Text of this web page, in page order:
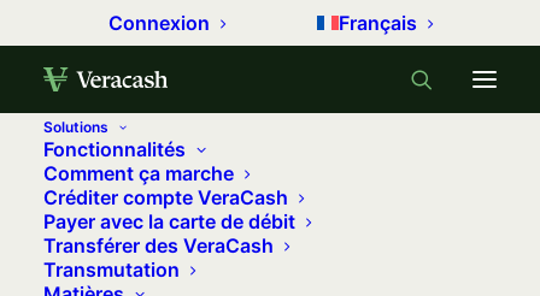
Connexion Français
Solutions
Fonctionnalités
Comment ça marche
Créditer compte VeraCash
Payer avec la carte de débit
Transférer des VeraCash
Transmutation
Accueil
Métaux précieux
Le Nickel de Nouvelle-Calédonie : un enjeu stratégique
pour la France
Le Nickel de Nouvelle-Calédonie : un